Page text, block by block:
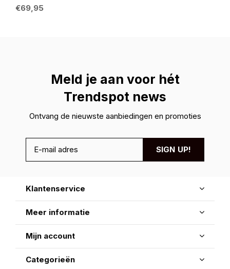
€69,95
Meld je aan voor hét
Trendspot news
Ontvang de nieuwste aanbiedingen en promoties
SIGN UP!
Klantenservice
Meer informatie
Mijn account
Categorieën